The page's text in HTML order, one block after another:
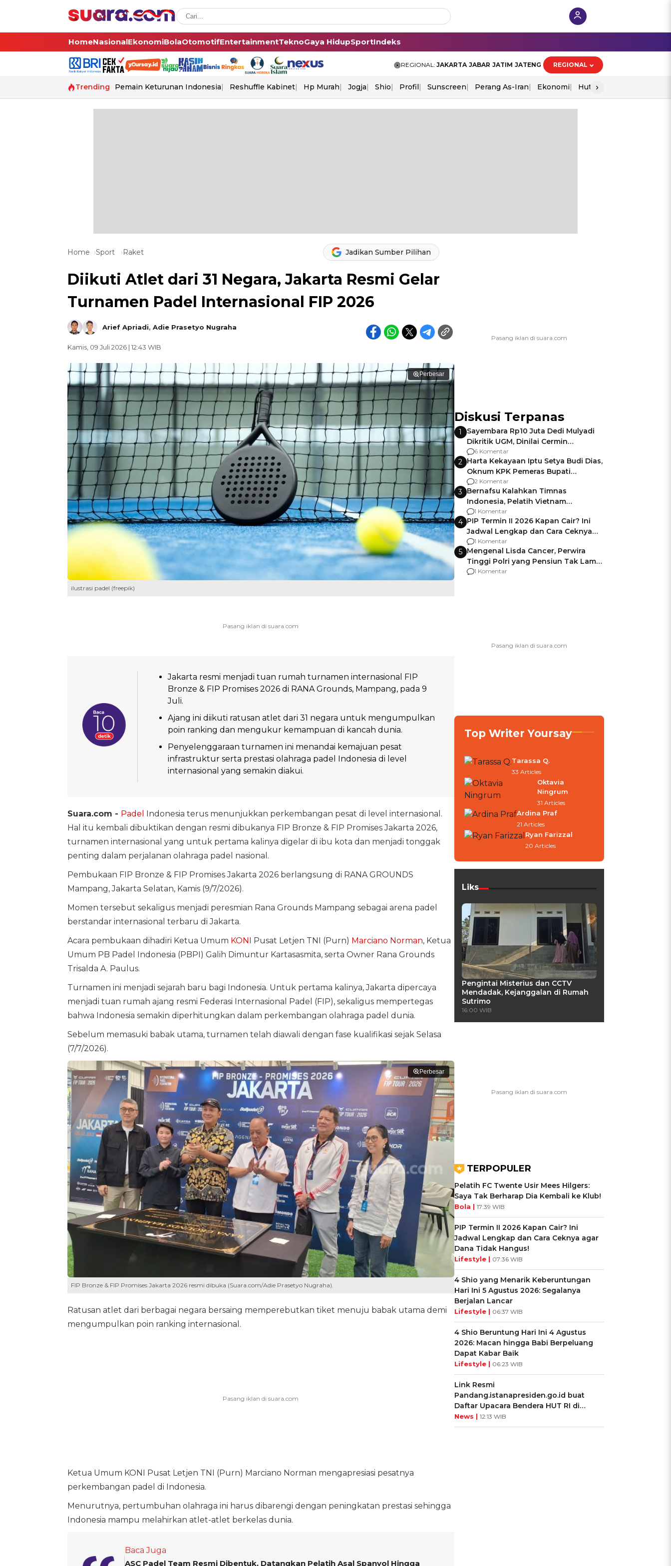
HomeNasionalEkonomiBolaOtomotifEntertainmentTeknoGaya HidupSportIndeks
REGIONAL: JAKARTA JABAR JATIM JATENG REGIONAL
Trending Pemain Keturunan Indonesia Reshuffle Kabinet Hp Murah Jogja Shio Profil Sunscreen Perang As-Iran Ekonomi Hut Ri
›
Home Sport Raket Jadikan Sumber Pilihan
Diikuti Atlet dari 31 Negara, Jakarta Resmi Gelar
Turnamen Padel Internasional FIP 2026
Arief Apriadi, Adie Prasetyo Nugraha
Kamis, 09 Juli 2026 | 12:43 WIB
Perbesar
ilustrasi padel (freepik)
Jakarta resmi menjadi tuan rumah turnamen internasional FIP
Bronze & FIP Promises 2026 di RANA Grounds, Mampang, pada 9
Juli.
Ajang ini diikuti ratusan atlet dari 31 negara untuk mengumpulkan
poin ranking dan mengukur kemampuan di kancah dunia.
Penyelenggaraan turnamen ini menandai kemajuan pesat
infrastruktur serta prestasi olahraga padel Indonesia di level
internasional yang semakin diakui.
Suara.com - Padel Indonesia terus menunjukkan perkembangan pesat di level internasional.
Hal itu kembali dibuktikan dengan resmi dibukanya FIP Bronze & FIP Promises Jakarta 2026,
turnamen internasional yang untuk pertama kalinya digelar di ibu kota dan menjadi tonggak
penting dalam perjalanan olahraga padel nasional.
Pembukaan FIP Bronze & FIP Promises Jakarta 2026 berlangsung di RANA GROUNDS
Mampang, Jakarta Selatan, Kamis (9/7/2026).
Momen tersebut sekaligus menjadi peresmian Rana Grounds Mampang sebagai arena padel
berstandar internasional terbaru di Jakarta.
Acara pembukaan dihadiri Ketua Umum KONI Pusat Letjen TNI (Purn) Marciano Norman, Ketua
Umum PB Padel Indonesia (PBPI) Galih Dimuntur Kartasasmita, serta Owner Rana Grounds
Trisalda A. Paulus.
Turnamen ini menjadi sejarah baru bagi Indonesia. Untuk pertama kalinya, Jakarta dipercaya
menjadi tuan rumah ajang resmi Federasi Internasional Padel (FIP), sekaligus mempertegas
bahwa Indonesia semakin diperhitungkan dalam perkembangan olahraga padel dunia.
Sebelum memasuki babak utama, turnamen telah diawali dengan fase kualifikasi sejak Selasa
(7/7/2026).
Perbesar
FIP Bronze & FIP Promises Jakarta 2026 resmi dibuka (Suara.com/Adie Prasetyo Nugraha).
Ratusan atlet dari berbagai negara bersaing memperebutkan tiket menuju babak utama demi
mengumpulkan poin ranking internasional.
Ketua Umum KONI Pusat Letjen TNI (Purn) Marciano Norman mengapresiasi pesatnya
perkembangan padel di Indonesia.
Menurutnya, pertumbuhan olahraga ini harus dibarengi dengan peningkatan prestasi sehingga
Indonesia mampu melahirkan atlet-atlet berkelas dunia.
Baca Juga
ASC Padel Team Resmi Dibentuk, Datangkan Pelatih Asal Spanyol Hingga
Diskusi Terpanas
1
Sayembara Rp10 Juta Dedi Mulyadi
Dikritik UGM, Dinilai Cermin
Gagalnya Negara Jamin Keamanan
6 Komentar
2 Harta Kekayaan Iptu Setya Budi Dias,
Oknum KPK Pemeras Bupati
Pemalang
2 Komentar
3 Bernafsu Kalahkan Timnas
Indonesia, Pelatih Vietnam
Berencana Pakai Jimat di Pakansari
1 Komentar
4 PIP Termin II 2026 Kapan Cair? Ini
Jadwal Lengkap dan Cara Ceknya
agar Dana Tidak Hangus!
1 Komentar
5 Mengenal Lisda Cancer, Perwira
Tinggi Polri yang Pensiun Tak Lama
Usai Jadi Brigjen
1 Komentar
Top Writer Yoursay
Tarassa Q.
33 Articles
Oktavia
Ningrum
31 Articles
Ardina Praf
21 Articles
Ryan Farizzal
20 Articles
Liks
Pengintai Misterius dan CCTV
Mendadak, Kejanggalan di Rumah
Sutrimo
16:00 WIB
TERPOPULER
Pelatih FC Twente Usir Mees Hilgers:
Saya Tak Berharap Dia Kembali ke Klub!
Bola | 17:39 WIB
PIP Termin II 2026 Kapan Cair? Ini
Jadwal Lengkap dan Cara Ceknya agar
Dana Tidak Hangus!
Lifestyle | 07:36 WIB
4 Shio yang Menarik Keberuntungan
Hari Ini 5 Agustus 2026: Segalanya
Berjalan Lancar
Lifestyle | 06:37 WIB
4 Shio Beruntung Hari Ini 4 Agustus
2026: Macan hingga Babi Berpeluang
Dapat Kabar Baik
Lifestyle | 06:23 WIB
Link Resmi
Pandang.istanapresiden.go.id buat
Daftar Upacara Bendera HUT RI di
Istana Negara
News | 12:13 WIB